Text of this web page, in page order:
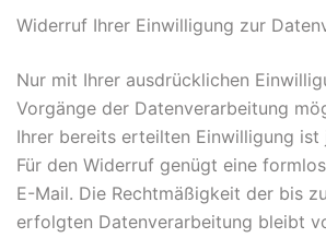
Widerruf Ihrer Einwilligung zur
Nur mit Ihrer ausdrücklichen
Vorgänge der Datenverarbeitung
Ihrer bereits erteilten Einwilligung
Für den Widerruf genügt eine
E-Mail. Die Rechtmäßigkeit der bis
erfolgten Datenverarbeitung bleibt